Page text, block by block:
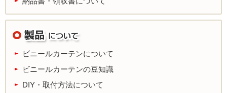
ビニールカーテンについて
ビニールカーテンの豆知識
DIY・取付方法について